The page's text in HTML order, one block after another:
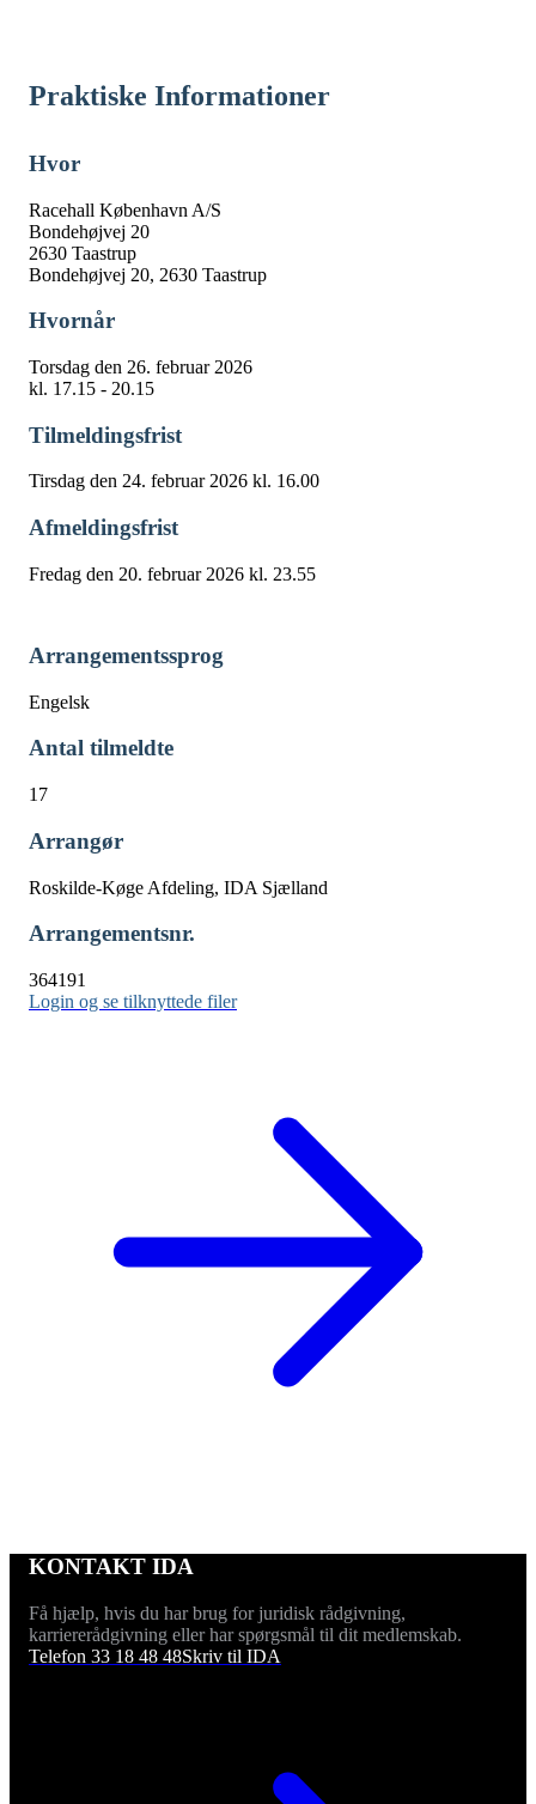
Praktiske Informationer
Hvor
Racehall København A/S
Bondehøjvej 20
2630 Taastrup
Bondehøjvej 20, 2630 Taastrup
Hvornår
Torsdag den 26. februar 2026
kl. 17.15 - 20.15
Tilmeldingsfrist
Tirsdag den 24. februar 2026 kl. 16.00
Afmeldingsfrist
Fredag den 20. februar 2026 kl. 23.55
Arrangementssprog
Engelsk
Antal tilmeldte
17
Arrangør
Roskilde-Køge Afdeling, IDA Sjælland
Arrangementsnr.
364191
Login og se tilknyttede filer
KONTAKT IDA
Få hjælp, hvis du har brug for juridisk rådgivning,
karriererådgivning eller har spørgsmål til dit medlemskab.
Telefon 33 18 48 48Skriv til IDA